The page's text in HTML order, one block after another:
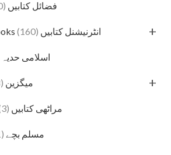
Fazail Books فضائل کتابیں (20)
International Books انٹرنیشنل کتابیں (160) +
Islamic Gifts اسلامی حدیہ
Magazines میگزین (128) +
Marathi Books مراٹھی کتابیں (3)
Muslim Kids مسلم بچے (11)